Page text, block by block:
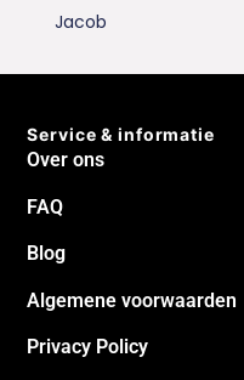
Jacob
Service & informatie
Over ons
FAQ
Blog
Algemene voorwaarden
Privacy Policy